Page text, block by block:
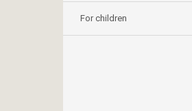
For children